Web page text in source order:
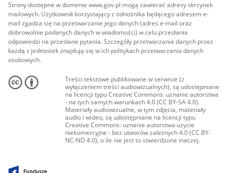
Strony dostępne w domenie www.gov.pl mogą zawierać adresy skrzynek
mailowych. Użytkownik korzystający z odnośnika będącego adresem e-
mail zgadza się na przetwarzanie jego danych (adres e-mail oraz
dobrowolnie podanych danych w wiadomości) w celu przesłania
odpowiedzi na przesłane pytania. Szczegóły przetwarzania danych przez
każdą z jednostek znajdują się w ich politykach przetwarzania danych
osobowych.
Treści tekstowe publikowane w serwisie (z
wyłączeniem treści audiowizualnych), są udostępniane
na licencji typu Creative Commons: uznanie autorstwa
- na tych samych warunkach 4.0 (CC BY-SA 4.0).
Materiały audiowizualne, w tym zdjęcia, materiały
audio i wideo, są udostępniane na licencji typu
Creative Commons: uznanie autorstwa użycie
niekomercyjne - bez utworów zależnych 4.0 (CC BY-
NC-ND 4.0), o ile nie jest to stwierdzone inaczej.